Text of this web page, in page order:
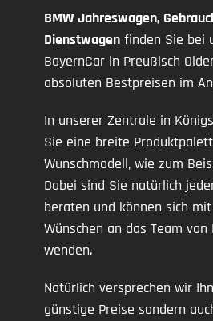
BMW Jahreswagen,
Dienstwagen finden Sie bei
BayernCar in Preußisch
absoluten Bestpreisen im
In unserer Zentrale in
Sie eine breite
Wunschmodell, wie zum
Dabei sind Sie natürlich
beraten und können sich
Wünschen an das Team von
wenden.
Natürlich versprechen wir
günstige Preise sondern